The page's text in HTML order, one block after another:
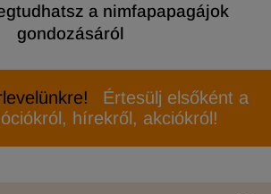
a nimfapapagájok
gondozásáról
Értesülj elsőként a
hírekről, akciókról!